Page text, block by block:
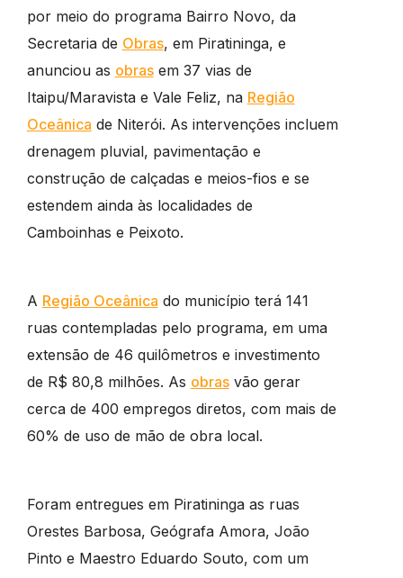
por meio do programa Bairro Novo, da
Secretaria de Obras, em Piratininga, e
anunciou as obrasem 37 vias de
Itaipu/Maravista e Vale Feliz, na Região
Oceânica de Niterói. As intervenções incluem
drenagem pluvial, pavimentação e
construção de calçadas e meios-fios e se
estendem ainda às localidades de
Camboinhas e Peixoto.
A Região Oceânica do município terá 141
ruas contempladas pelo programa, em uma
extensão de 46 quilômetros e investimento
de R$ 80,8 milhões. As obrasvão gerar
cerca de 400 empregos diretos, com mais de
60% de uso de mão de obra local.
Foram entregues em Piratininga as ruas
Orestes Barbosa, Geógrafa Amora, João
Pinto e Maestro Eduardo Souto, com um